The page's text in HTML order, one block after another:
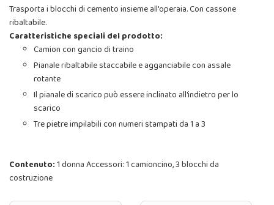
Trasporta i blocchi di cemento insieme all'operaia. Con cassone
ribaltabile.
Caratteristiche speciali del prodotto:
Camion con gancio di traino
Pianale ribaltabile staccabile e agganciabile con assale
rotante
Il pianale di scarico può essere inclinato all'indietro per lo
scarico
Tre pietre impilabili con numeri stampati da 1 a 3
Contenuto:1 donna Accessori: 1 camioncino, 3 blocchi da
costruzione